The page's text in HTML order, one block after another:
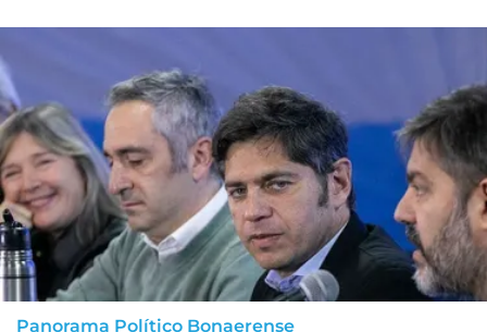
Panorama Político Bonaerense